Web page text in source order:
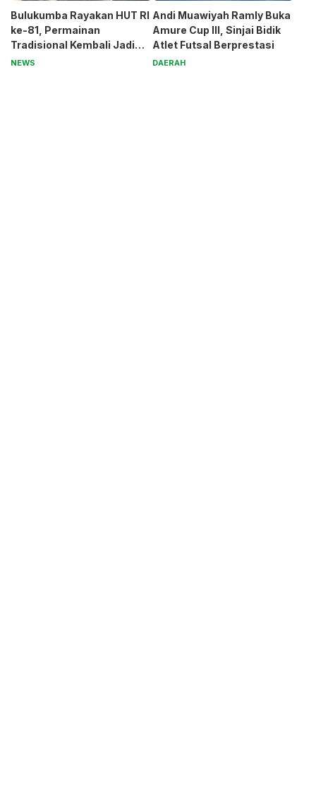
Bulukumba Rayakan HUT RI
ke-81, Permainan
Tradisional Kembali Jadi
Magnet
NEWS
Andi Muawiyah Ramly Buka
Amure Cup III, Sinjai Bidik
Atlet Futsal Berprestasi
DAERAH